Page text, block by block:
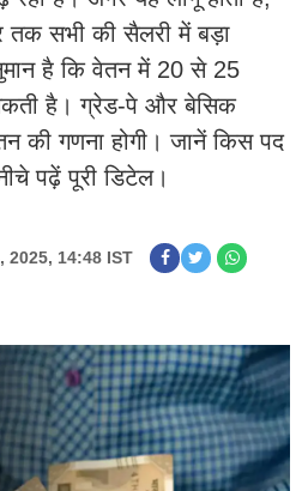
सभी की सैलरी में बड़ा
है कि वेतन में 20 से 25
है। ग्रेड-पे और बेसिक
की गणना होगी। जानें किस पद
पढ़ें पूरी डिटेल।
2025, 14:48 IST